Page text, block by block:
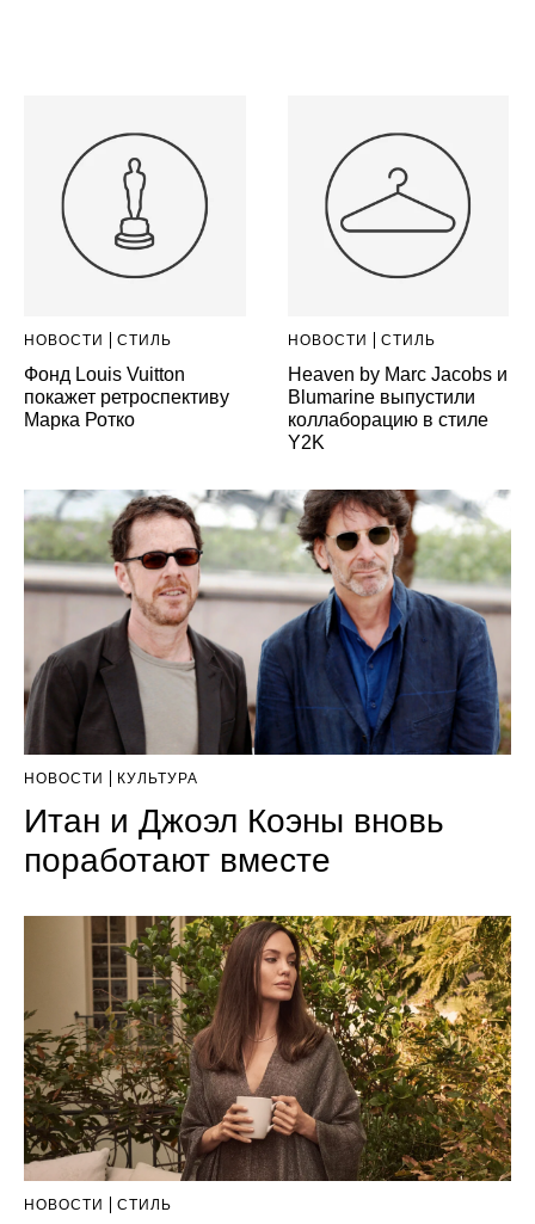
НОВОСТИ СТИЛЬ
Фонд Louis Vuitton
покажет ретроспективу
Марка Ротко
НОВОСТИ СТИЛЬ
Heaven by Marc Jacobs и
Blumarine выпустили
коллаборацию в стиле
Y2K
НОВОСТИ КУЛЬТУРА
Итан и Джоэл Коэны вновь
поработают вместе
НОВОСТИ СТИЛЬ